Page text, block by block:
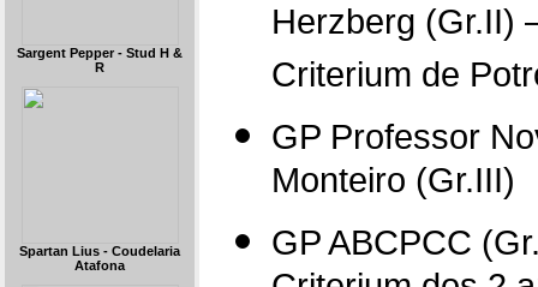
Sargent Pepper - Stud H &
R
Spartan Lius - Coudelaria
Atafona
Herzberg (Gr.II)
Criterium de
GP Professor
Monteiro (Gr.III)
GP ABCPCC